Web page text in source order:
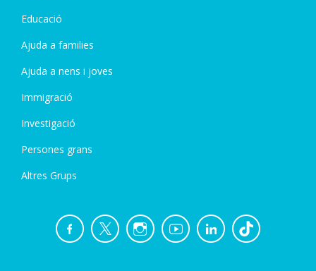
Educació
Ajuda a families
Ajuda a nens i joves
Immigració
Investigació
Persones grans
Altres Grups